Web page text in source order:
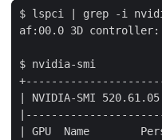
$ lspci
af:00.0 3D controller:
NVIDIA-SMI
GPU  Name